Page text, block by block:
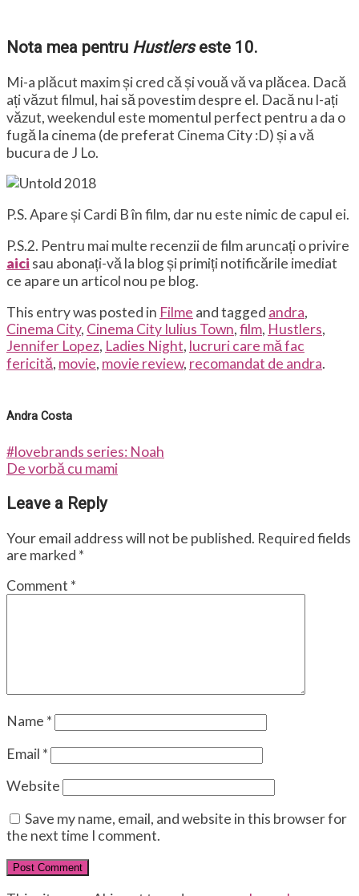
Nota mea pentru Hustlerseste 10.
Mi-a plăcut maxim și cred că și vouă vă va plăcea. Dacă
ați văzut filmul, hai să povestim despre el. Dacă nu l-ați
văzut, weekendul este momentul perfect pentru a da o
fugă la cinema (de preferat Cinema City :D) și a vă
bucura de J Lo.
P.S. Apare și Cardi B în film, dar nu este nimic de capul ei.
P.S.2. Pentru mai multe recenzii de film aruncați o privire
aici sau abonați-vă la blog și primiți notificările imediat
ce apare un articol nou pe blog.
This entry was posted in Filme and tagged andra,
Cinema City, Cinema City Iulius Town,film, Hustlers,
Jennifer Lopez, Ladies Night, lucruri care mă fac
fericită, movie, movie review, recomandat de andra.
Andra Costa
#lovebrands series: Noah
De vorbă cu mami
Leave a Reply
Your email address will not be published. Required fields
are marked *
Comment *
Name *
Email *
Website
Save my name, email, and website in this browser for
the next time I comment.